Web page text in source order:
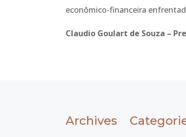
econômico-financeira
Claudio Goulart de Souza –
Archives